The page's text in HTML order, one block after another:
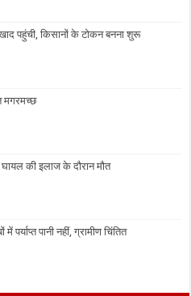
पहुंची, किसानों के टोकन बनना शुरू
मगरमच्छ
की इलाज के दौरान मौत
पर्याप्त पानी नहीं, ग्रामीण चिंतित